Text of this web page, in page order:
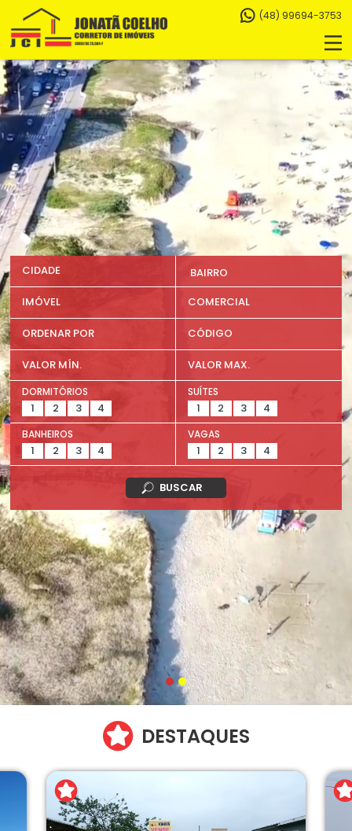
(48) 99694-3753
DORMITÓRIOS
1 2 3 4
SUÍTES
1 2 3 4
BANHEIROS
1 2 3 4
VAGAS
1 2 3 4
DESTAQUES